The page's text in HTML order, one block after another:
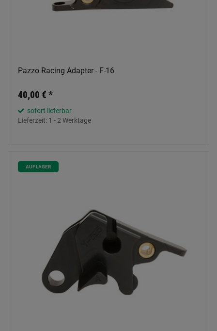
Pazzo Racing Adapter - F-16
40,00 € *
sofort lieferbar
Lieferzeit: 1 - 2 Werktage
AUF LAGER